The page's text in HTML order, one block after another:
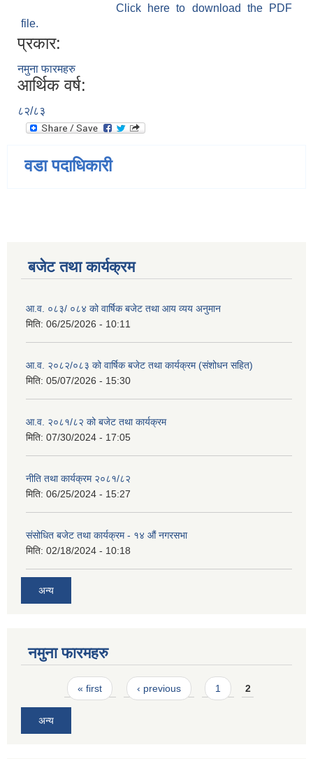
Click here to download the PDF
file.
प्रकार:
नमुना फारमहरु
आर्थिक वर्ष:
८२/८३
वडा पदाधिकारी
बजेट तथा कार्यक्रम
आ.व. ०८३/ ०८४ को वार्षिक बजेट तथा आय व्यय अनुमान
मिति: 06/25/2026 - 10:11
आ.व. २०८२/०८३ को वार्षिक बजेट तथा कार्यक्रम (संशोधन सहित)
मिति: 05/07/2026 - 15:30
आ.व. २०८१/८२ को बजेट तथा कार्यक्रम
मिति: 07/30/2024 - 17:05
नीति तथा कार्यक्रम २०८१/८२
मिति: 06/25/2024 - 15:27
संसोधित बजेट तथा कार्यक्रम - १४ औं नगरसभा
मिति: 02/18/2024 - 10:18
अन्य
नमुना फारमहरु
Pages« first ‹ previous 1 2
अन्य